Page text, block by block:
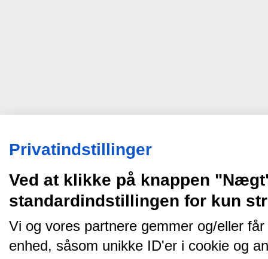
Privatindstillinger
Ved at klikke på knappen
standardindstillingen for kun
Vi og vores partnere gemmer og/eller
enhed, såsom unikke ID'er i cookie og